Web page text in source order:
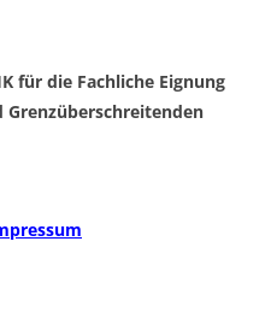
für die Fachliche Eignung